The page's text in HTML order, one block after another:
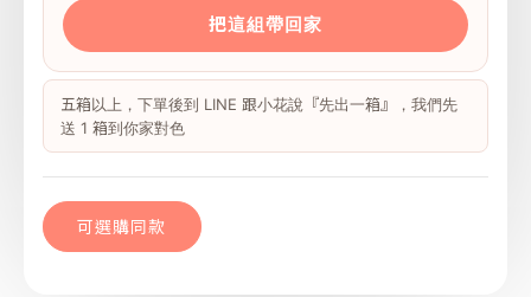
把這組帶回家
五箱以上，下單後到 LINE 跟小花說『先出一箱』，我們先
送 1 箱到你家對色
可選購同款